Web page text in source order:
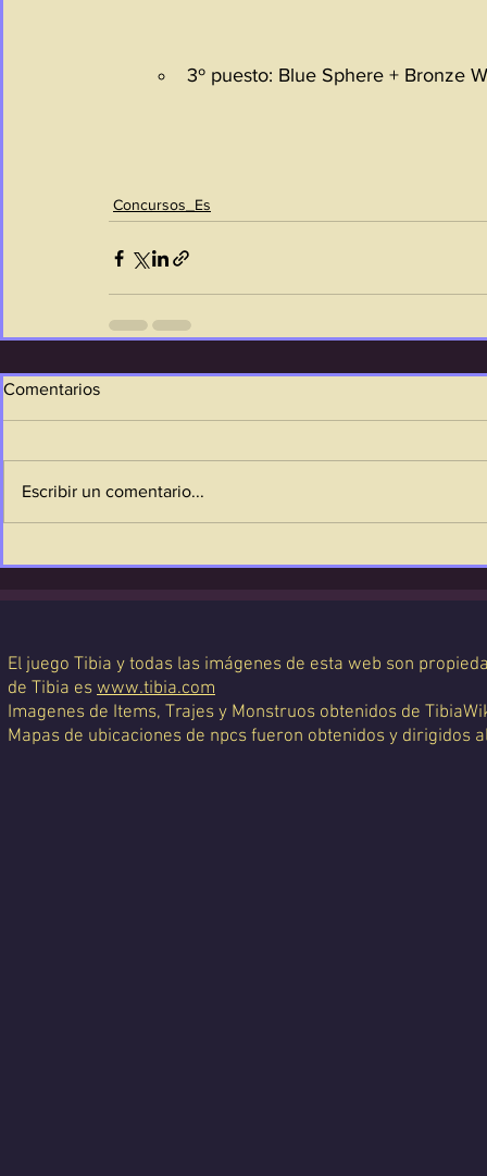
3º puesto: Blue Sphere + Bronze
Concursos_Es
Comentarios
Escribir un comentario...
El juego Tibia y todas las imágenes de esta web son
de Tibia es www.tibia.com
Imagenes de Items, Trajes y Monstruos obtenidos de
Mapas de ubicaciones de npcs fueron obtenidos y dirigidos